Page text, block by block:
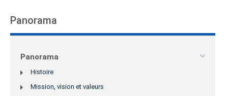
Panorama
Panorama
Histoire
Mission, vision et valeurs